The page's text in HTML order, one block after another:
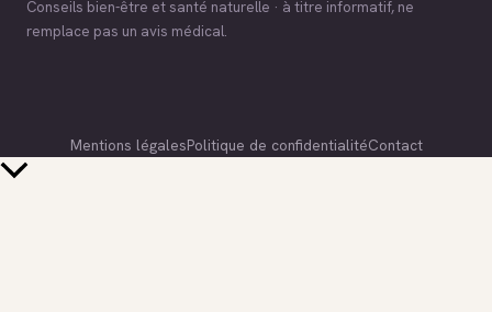
Conseils bien-être et santé naturelle · à titre informatif, ne
remplace pas un avis médical.
Mentions légalesPolitique de confidentialitéContact